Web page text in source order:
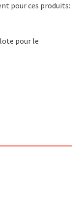
pour ces produits:
pour le